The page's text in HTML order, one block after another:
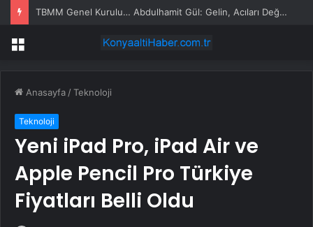
TBMM Genel Kurulu… Abdulhamit Gül: Gelin, Acıları Değil Sevinçleri Artıracak Bir Süreçte Hep Birlikte Taşın Altına Elimizi Koyalım
Menü
Anasayfa /Teknoloji
Teknoloji
Yeni iPad Pro, iPad Air ve
Apple Pencil Pro Türkiye
Fiyatları Belli Oldu